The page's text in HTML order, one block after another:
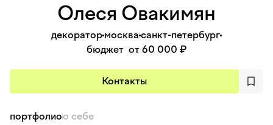
Олеся Овакимян
декоратор москва санкт-петербург
бюджет от 60 000 ₽
Контакты
портфолиоо себе